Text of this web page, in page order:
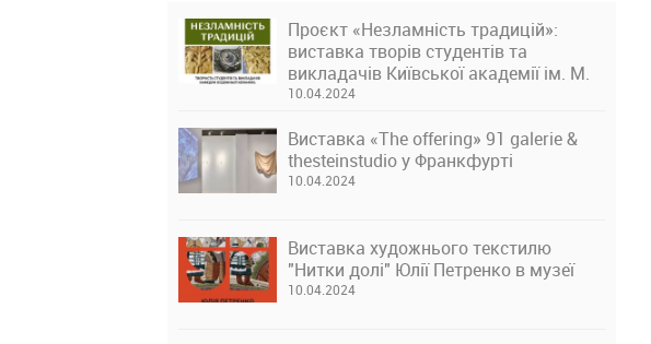
Проєкт «Незламність традицій»:
виставка творів студентів та
викладачів Київської академії ім. М.
Бойчука
10.04.2024
Виставка «The offering» 91 galerie &
thesteinstudio у Франкфурті
10.04.2024
Виставка художнього текстилю
"Нитки долі" Юлії Петренко в музеї
10.04.2024